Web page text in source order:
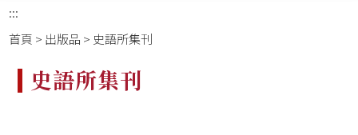
:::
首頁 > 出版品 > 史語所集刊
史語所集刊